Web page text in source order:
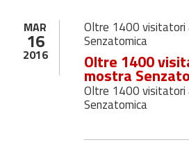
MAR
16
2016
Oltre 1400 visitatori
Senzatomica
Oltre 1400
mostra
Oltre 1400 visitatori
Senzatomica